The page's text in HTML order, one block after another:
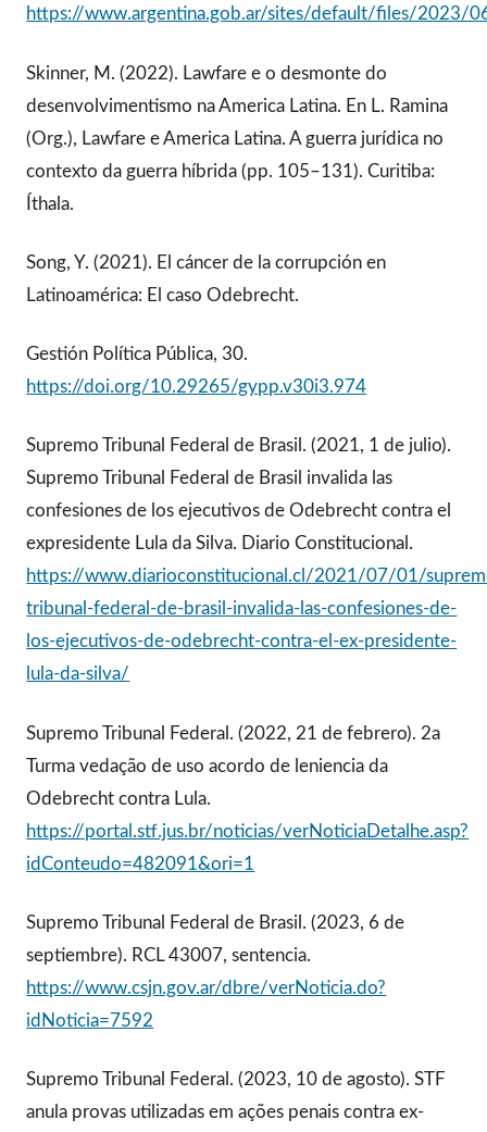
https://www.argentina.gob.ar/sites/default/files/2023/
Skinner, M. (2022). Lawfare e o desmonte do
desenvolvimentismo na America Latina. En L. Ramina
(Org.), Lawfare e America Latina. A guerra jurídica no
contexto da guerra híbrida (pp. 105–131). Curitiba:
Íthala.
Song, Y. (2021). El cáncer de la corrupción en
Latinoamérica: El caso Odebrecht.
Gestión Política Pública, 30.
https://doi.org/10.29265/gypp.v30i3.974
Supremo Tribunal Federal de Brasil. (2021, 1 de julio).
Supremo Tribunal Federal de Brasil invalida las
confesiones de los ejecutivos de Odebrecht contra el
expresidente Lula da Silva. Diario Constitucional.
https://www.diarioconstitucional.cl/2021/07/01/
tribunal-federal-de-brasil-invalida-las-confesiones-de-
los-ejecutivos-de-odebrecht-contra-el-ex-presidente-
lula-da-silva/
Supremo Tribunal Federal. (2022, 21 de febrero). 2a
Turma vedação de uso acordo de leniencia da
Odebrecht contra Lula.
https://portal.stf.jus.br/noticias/verNoticiaDetalhe.asp?
idConteudo=482091&ori=1
Supremo Tribunal Federal de Brasil. (2023, 6 de
septiembre). RCL 43007, sentencia.
https://www.csjn.gov.ar/dbre/verNoticia.do?
idNoticia=7592
Supremo Tribunal Federal. (2023, 10 de agosto). STF
anula provas utilizadas em ações penais contra ex-